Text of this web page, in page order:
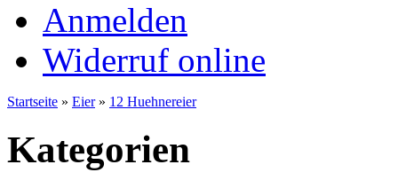
Anmelden
Widerruf online
Startseite » Eier» 12 Huehnereier
Kategorien